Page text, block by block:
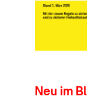
Neu im